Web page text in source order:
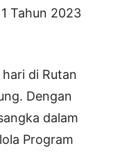
Tahun 2023
di Rutan
Dengan
dalam
Program